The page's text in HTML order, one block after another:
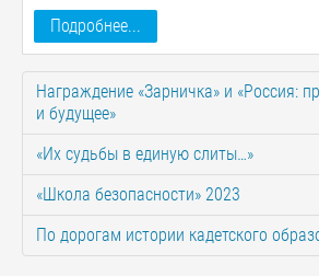
Подробнее...
Награждение «Зарничка» и «Россия:
и будущее»
«Их судьбы в единую слиты…»
«Школа безопасности» 2023
По дорогам истории кадетского